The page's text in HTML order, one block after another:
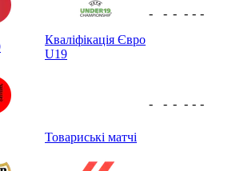
Кваліфікація Євро
U19
- - - - - -
Товариські матчі
- - - - - -